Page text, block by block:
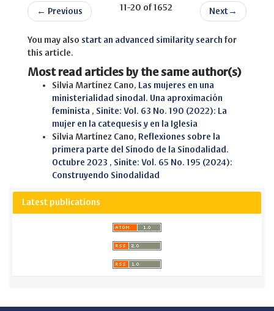
← Previous 11-20 of 1652 Next →
You may also start an advanced similarity search for
this article.
Most read articles by the same author(s)
Silvia Martínez Cano, Las mujeres en una
ministerialidad sinodal. Una aproximación
feminista , Sinite: Vol. 63 No. 190 (2022): La
mujer en la catequesis y en la Iglesia
Silvia Martínez Cano, Reflexiones sobre la
primera parte del Sínodo de la Sinodalidad.
Octubre 2023 , Sinite: Vol. 65 No. 195 (2024):
Construyendo Sinodalidad
Latest publications